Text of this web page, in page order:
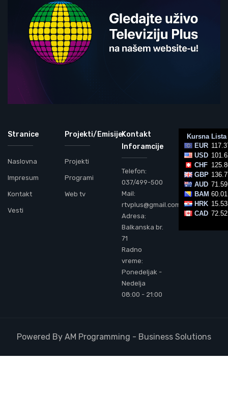
Stranice
Naslovna
Impresum
Kontakt
Vesti
Projekti/Emisije
Projekti
Programi
Web tv
Kontakt
Inforamcije
Telefon:
037/499-500
Mail:
rtvplus@gmail.com
Adresa:
Balkanska br.
71
Radno
vreme:
Ponedeljak -
Nedelja
08:00 - 21:00
Powered By AM Programming - Business Solutions